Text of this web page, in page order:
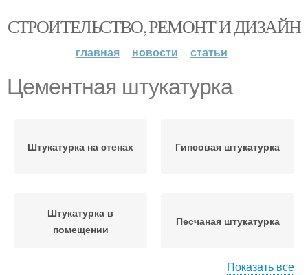
СТРОИТЕЛЬСТВО, РЕМОНТ И ДИЗАЙН
главная новости статьи
Цементная штукатурка
Штукатурка на стенах Гипсовая штукатурка
Штукатурка в
помещении
Песчаная штукатурка
Показать все